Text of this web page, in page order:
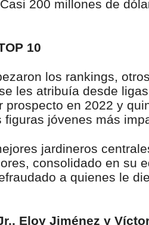
200 millones de
10
los rankings,
les atribuía desde
prospecto en 2022 y
jóvenes más
jardineros
consolidado en su
a quienes le
Eloy Jiménez y